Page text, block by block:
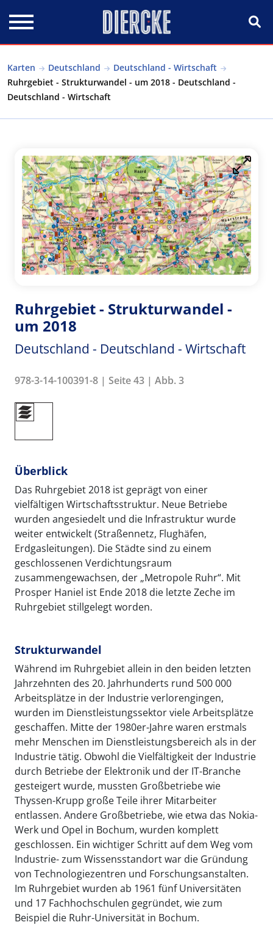
Karten Deutschland
Deutschland - Wirtschaft
Ruhrgebiet - Strukturwandel - um 2018 - Deutschland -
Deutschland - Wirtschaft
Ruhrgebiet - Strukturwandel -
um 2018
Deutschland - Deutschland - Wirtschaft
978-3-14-100391-8 | Seite 43 | Abb. 3
Überblick
Das Ruhrgebiet 2018 ist geprägt von einer
vielfältigen Wirtschaftsstruktur. Neue Betriebe
wurden angesiedelt und die Infrastruktur wurde
weiter entwickelt (Straßennetz, Flughäfen,
Erdgasleitungen). Die Städte sind zu einem
geschlossenen Verdichtungsraum
zusammengewachsen, der „Metropole Ruhr“. Mit
Prosper Haniel ist Ende 2018 die letzte Zeche im
Ruhrgebiet stillgelegt worden.
Strukturwandel
Während im Ruhrgebiet allein in den beiden letzten
Jahrzehnten des 20. Jahrhunderts rund 500 000
Arbeitsplätze in der Industrie verlorengingen,
wurden im Dienstleistungssektor viele Arbeitsplätze
geschaffen. Mitte der 1980er-Jahre waren erstmals
mehr Menschen im Dienstleistungsbereich als in der
Industrie tätig. Obwohl die Vielfältigkeit der Industrie
durch Betriebe der Elektronik und der IT-Branche
gesteigert wurde, mussten Großbetriebe wie
Thyssen-Krupp große Teile ihrer Mitarbeiter
entlassen. Andere Großbetriebe, wie etwa das Nokia-
Werk und Opel in Bochum, wurden komplett
geschlossen. Ein wichtiger Schritt auf dem Weg vom
Industrie- zum Wissensstandort war die Gründung
von Technologiezentren und Forschungsanstalten.
Im Ruhrgebiet wurden ab 1961 fünf Universitäten
und 17 Fachhochschulen gegründet, wie zum
Beispiel die Ruhr-Universität in Bochum.